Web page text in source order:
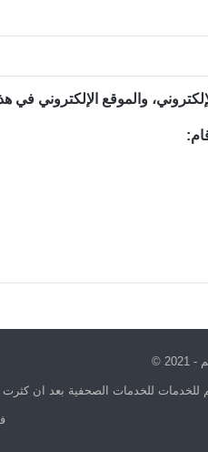
والموقع الإلكتروني في
©
للخدمات الصحفية بعد ان كثرت